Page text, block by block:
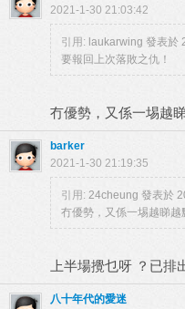
2021-1-30 21:03:42
引用: laukarwing 發表於
要報回上次落敗之仇！
冇優勢，又係一埸越
barker
2021-1-30 21:19:35
引用: 24cheung 發表於
冇優勢，又係一埸越睇越
上半場攪乜呀 ？已排
八十年代的愛迷